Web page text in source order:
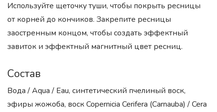
Используйте щеточку туши, чтобы покрыть ресницы
от корней до кончиков. Закрепите ресницы
заостренным концом, чтобы создать эффектный
завиток и эффектный магнитный цвет ресниц.
Состав
Вода / Aqua / Eau, синтетический пчелиный воск,
эфиры жожоба, воск Copernicia Cerifera (Carnauba) / Cera